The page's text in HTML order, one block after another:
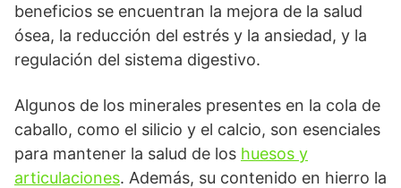
beneficios se encuentran la mejora de la salud
ósea, la reducción del estrés y la ansiedad, y la
regulación del sistema digestivo.
Algunos de los minerales presentes en la cola de
caballo, como el silicio y el calcio, son esenciales
para mantener la salud de los huesos y
articulaciones. Además, su contenido en hierro la